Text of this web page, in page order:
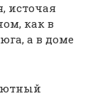
источая
как в
а в доме